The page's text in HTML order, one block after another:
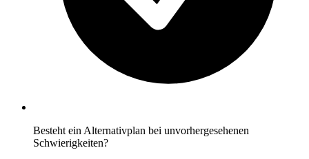
Besteht ein Alternativplan bei unvorhergesehenen
Schwierigkeiten?